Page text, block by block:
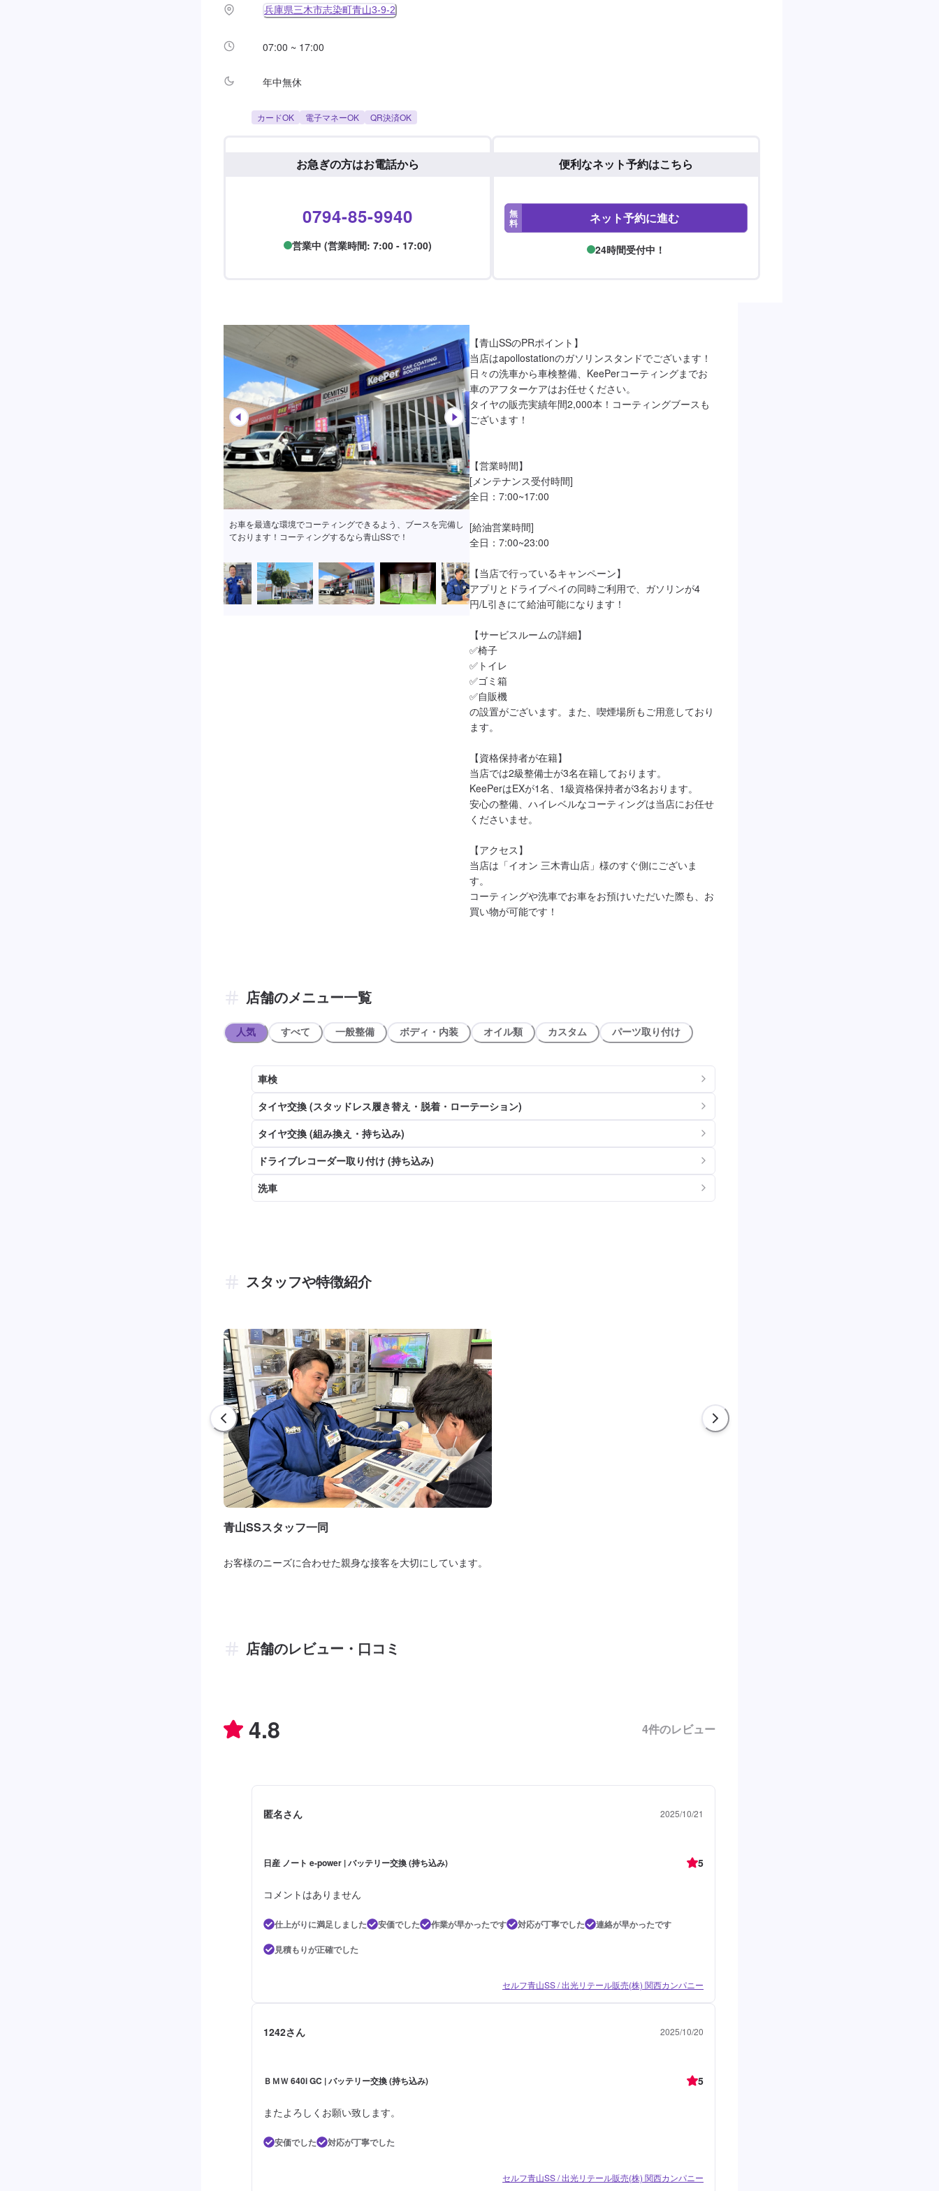
兵庫県三木市志染町青山3-9-2
07:00 ~ 17:00
年中無休
カードOK 電子マネーOK QR決済OK
便利なネット予約はこちら
無
料 ネット予約に進む
24時間受付中！
お急ぎの方はお電話から
0794-85-9940
営業中 (営業時間: 7:00 - 17:00)
EX資格が1名、1級資格者も3名在籍！コーティング技術にも
磨きがかかっております！
【青山SSのPRポイント】
当店はapollostationのガソリンスタンドでございます！
日々の洗車から車検整備、KeePerコーティングまでお
車のアフターケアはお任せください。
タイヤの販売実績年間2,000本！コーティングブースも
ございます！
【営業時間】
[メンテナンス受付時間]
全日：7:00~17:00
[給油営業時間]
全日：7:00~23:00
【当店で行っているキャンペーン】
アプリとドライブペイの同時ご利用で、ガソリンが4
円/L引きにて給油可能になります！
【サービスルームの詳細】
✅椅子
✅トイレ
✅ゴミ箱
✅自販機
の設置がございます。また、喫煙場所もご用意しており
ます。
【資格保持者が在籍】
当店では2級整備士が3名在籍しております。
KeePerはEXが1名、1級資格保持者が3名おります。
安心の整備、ハイレベルなコーティングは当店にお任せ
くださいませ。
【アクセス】
当店は「イオン 三木青山店」様のすぐ側にございま
す。
コーティングや洗車でお車をお預けいただいた際も、お
買い物が可能です！
店舗のメニュー一覧
人気 すべて 一般整備 ボディ・内装 オイル類 カスタム パーツ取り付け
車検
タイヤ交換 (スタッドレス履き替え・脱着・ローテーション)
タイヤ交換 (組み換え・持ち込み)
ドライブレコーダー取り付け (持ち込み)
洗車
スタッフや特徴紹介
青山SSスタッフ一同
お客様のニーズに合わせた親身な接客を大切にしています。
店舗のレビュー・口コミ
4.8 4件のレビュー
匿名さん 2025/10/21
日産 ノート e-power | バッテリー交換 (持ち込み) 5
コメントはありません
仕上がりに満足しました 安価でした 作業が早かったです 対応が丁寧でした
連絡が早かったです
見積もりが正確でした
セルフ青山SS / 出光リテール販売(株) 関西カンパニー
1242さん 2025/10/20
ＢＭＷ 640i GC | バッテリー交換 (持ち込み) 5
またよろしくお願い致します。
安価でした 対応が丁寧でした
セルフ青山SS / 出光リテール販売(株) 関西カンパニー